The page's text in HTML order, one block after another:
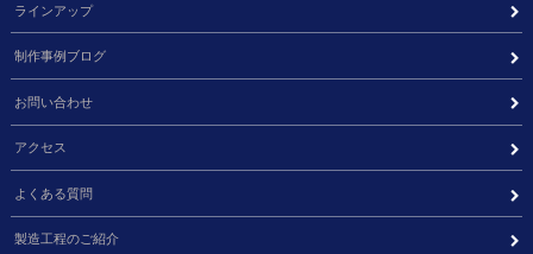
ラインアップ
制作事例ブログ
お問い合わせ
アクセス
よくある質問
製造工程のご紹介